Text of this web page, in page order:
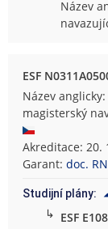
Název
ESF
Název
magisterský
Akreditace: 20.
Garant:doc.
Studijní plány:
↳ ESF